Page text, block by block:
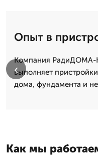
Опыт в
Компания РадиДОМА-
выполняет
дома, фундамента и
‹
Как мы